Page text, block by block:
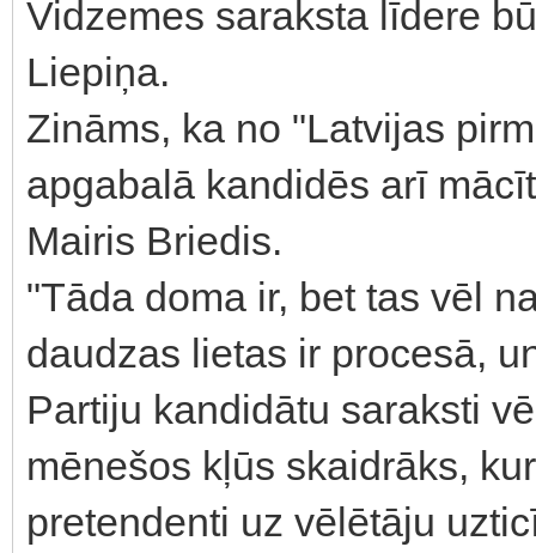
Vidzemes saraksta līdere
Liepiņa.
Zināms, ka no "Latvijas
apgabalā kandidēs arī
Mairis Briedis.
"Tāda doma ir, bet tas vēl
daudzas lietas ir procesā,
Partiju kandidātu saraksti
mēnešos kļūs skaidrāks,
pretendenti uz vēlētāju